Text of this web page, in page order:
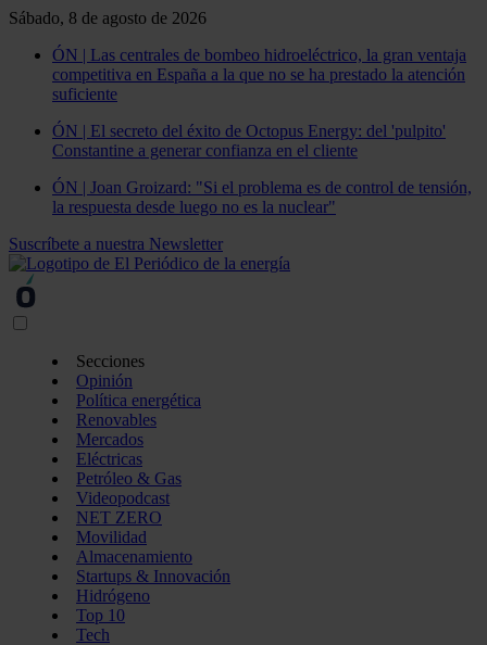
Sábado, 8 de agosto de 2026
ÓN | Las centrales de bombeo hidroeléctrico, la gran ventaja
competitiva en España a la que no se ha prestado la atención
suficiente
ÓN | El secreto del éxito de Octopus Energy: del 'pulpito'
Constantine a generar confianza en el cliente
ÓN | Joan Groizard: "Si el problema es de control de tensión,
la respuesta desde luego no es la nuclear"
Suscríbete a nuestra Newsletter
Secciones
Opinión
Política energética
Renovables
Mercados
Eléctricas
Petróleo & Gas
Videopodcast
NET ZERO
Movilidad
Almacenamiento
Startups & Innovación
Hidrógeno
Top 10
Tech